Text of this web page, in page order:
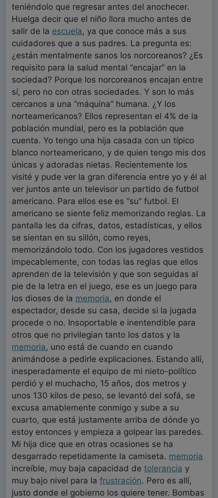
teniéndolo que regresar antes del anochecer.
Huelga decir que el niño llora mucho antes de
salir de la escuela, ya que conoce más a sus
cuidadores que a sus padres. La pregunta es:
¿están mentalmente sanos los norcoreanos? ¿Es
requisito para la salud mental “encajar” en la
sociedad? Porque los norcoreanos encajan entre
sí, pero no con otras sociedades. Y son lo más
cercanos a una “máquina” humana. ¿Y los
norteamericanos? Ellos representan el 4% de la
población mundial, pero es la población que
cuenta. Yo tengo una hija casada con un típico
blanco norteamericano, y de quien tengo mis dos
únicas y adoradas nietas. Recientemente los
visité y pude ver la gran diferencia entre yo y él al
ver juntos ante un televisor un partido de futbol
americano. Para ellos ese es “su” futbol. El
americano se siente feliz memorizando reglas. La
pantalla les da cifras, datos, estadísticas, y ellos
se sientan en su sillón, como reyes,
memorizándolo todo. Con los jugadores vestidos
impecablemente, con todas las reglas que ellos
aprenden de la televisión y que son seguidas al
pie de la letra en el juego, ese es un juego para
los dioses de la memoria, en donde el
espectador, desde su casa, decide si la jugada
procede o no. Insoportable e inentendible para
otros que no privilegian tanto los datos y la
memoria, uno está de cuando en cuando
animándose a pedirle explicaciones. Estando allí,
inesperadamente el equipo de mi nieto-político
perdió y el muchacho, 15 años, dos metros y
unos 130 kilos de peso, se levantó del sofá, se
excusa amablemente conmigo y sube a su
cuarto, que está justamente arriba de dónde yo
estoy entonces y empieza a golpear las paredes.
Mi hija dice que en otras ocasiones se ha
desgarrado repetidamente la camiseta. memoria
increíble, muy baja capacidad de tolerancia y
muy bajo nivel para la frustración. Pero es allí,
justo donde el gobierno los quiere tener. Bombas